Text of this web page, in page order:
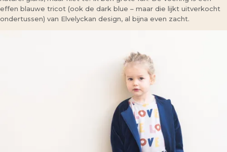
effen blauwe tricot (ook de dark blue – maar die lijkt uitverkocht
ondertussen) van Elvelyckan design, al bijna even zacht.